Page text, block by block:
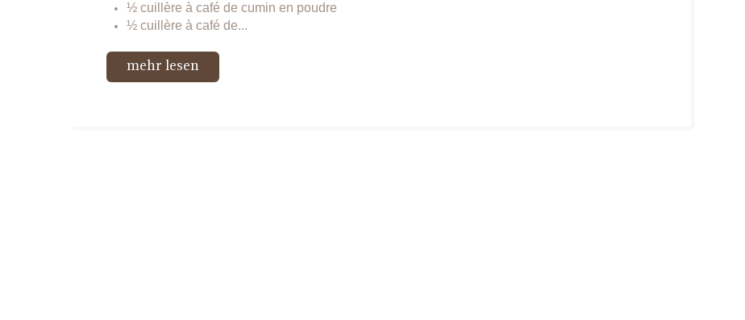
½ cuillère à café de cumin en poudre
½ cuillère à café de...
mehr lesen